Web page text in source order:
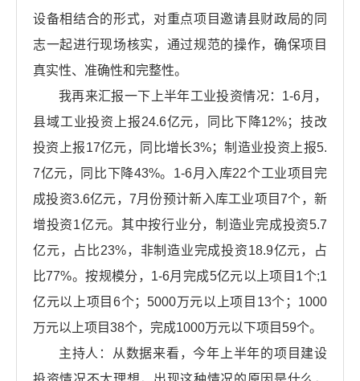
设备相结合的形式，对重点项目邀请县财政局的同
志一起进行现场核实，通过规范的操作，确保项目
真实性、准确性和完整性。
我再来汇报一下上半年工业投资情况：1-6月，
县域工业投资上报24.6亿元，同比下降12%；技改
投资上报17亿元，同比增长3%；制造业投资上报5.
7亿元，同比下降43%。1-6月入库22个工业项目完
成投资3.6亿元，7月份预计新入库工业项目7个，新
增投资1亿元。其中按行业分，制造业完成投资5.7
亿元，占比23%，非制造业完成投资18.9亿元，占
比77%。按规模分，1-6月完成5亿元以上项目1个;1
亿元以上项目6个；5000万元以上项目13个；1000
万元以上项目38个，完成1000万元以下项目59个。
主持人：从数据来看，今年上半年的项目建设